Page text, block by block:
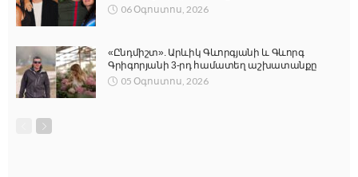
06 Օգոստոս, 2026
«Ընդմիշտ». Արևիկ Գևորգյանի և Գևորգ
Գրիգորյանի 3-րդ համատեղ աշխատանքը
05 Օգոստոս, 2026